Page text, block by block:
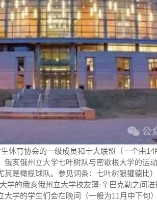
体育协会的一级成员和十大联盟（一个由
俄亥俄州立大学七叶树队与密歇根大学的运
其是橄榄球队。参见词条：七叶树狼獾德比
学的俄亥俄州立大学校友薄·辛巴克勒之间进
学的学生们会在晚间（一般为11月中下旬